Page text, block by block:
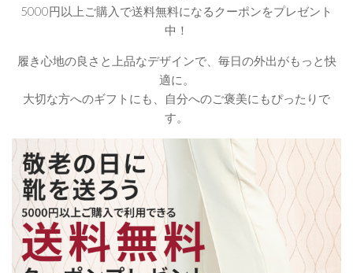
5000円以上ご購入で送料無料になるクーポンをプレゼント
中！
履き心地の良さと上品なデザインで、毎日の外出がもっと快
適に。
大切な方へのギフトにも、自分へのご褒美にもぴったりで
す。